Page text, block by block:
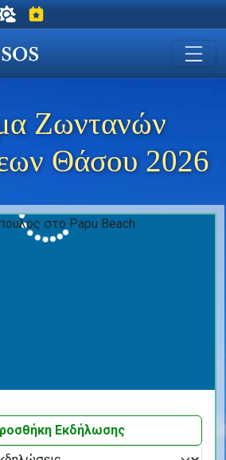
Θάσο Θάσου
Κάμερα στη Χρυσή Ακτή
Ο καιρός στη Θάσο
Εκδηλώσεις στη Θάσο
Ζωντανών
Θάσου 2026
Εκδήλωσης